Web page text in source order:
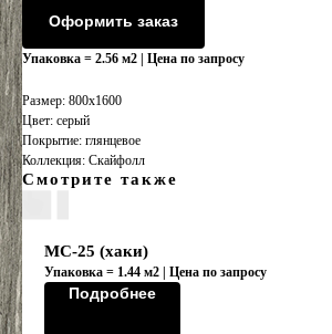
Оформить заказ
Упаковка = 2.56 м2 | Цена по запросу
Размер: 800x1600
Цвет: серый
Покрытие: глянцевое
Коллекция: Скайфолл
Смотрите также
MC-25 (хаки)
Упаковка = 1.44 м2 | Цена по запросу
Подробнее